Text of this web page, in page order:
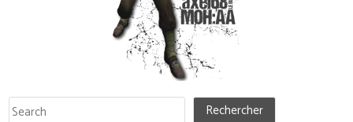
Rechercher Rechercher